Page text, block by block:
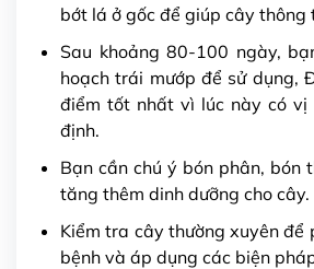
bớt lá ở gốc để giúp cây thông
Sau khoảng 80-100 ngày,
hoạch trái mướp để sử dụng,
điểm tốt nhất vì lúc này có vị
định.
Bạn cần chú ý bón phân, bón
tăng thêm dinh dưỡng cho cây.
Kiểm tra cây thường xuyên để
bệnh và áp dụng các biện